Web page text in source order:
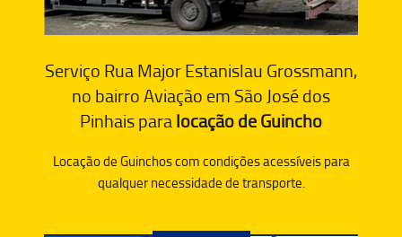
Serviço Rua Major Estanislau Grossmann,
no bairro Aviação em São José dos
Pinhais paralocação de Guincho
Locação de Guinchos com condições acessíveis para
qualquer necessidade de transporte.